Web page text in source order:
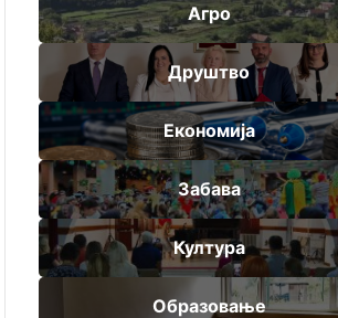
Агро
Друштво
Економија
Забава
Култура
Образовање